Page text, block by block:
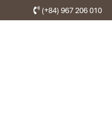
(+84) 967 206 010